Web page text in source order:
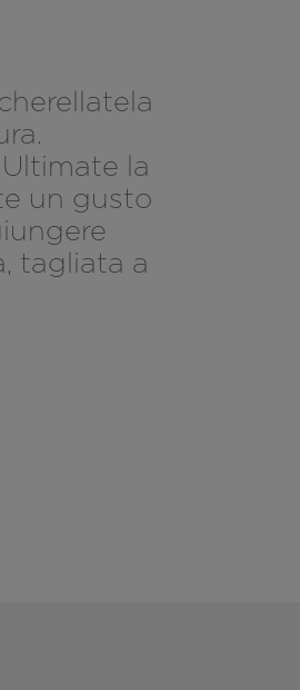
la
un gusto
tagliata a